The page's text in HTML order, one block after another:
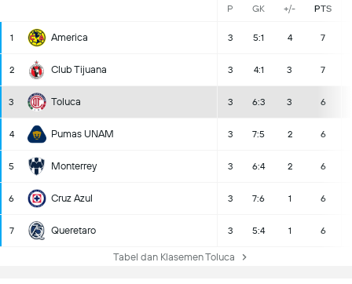
P GK +/- PTS
1 America 3 5:1 4 7
2 Club Tijuana 3 4:1 3 7
3 Toluca 3 6:3 3 6
4 Pumas UNAM 3 7:5 2 6
5 Monterrey 3 6:4 2 6
6 Cruz Azul 3 7:6 1 6
7 Queretaro 3 5:4 1 6
Tabel dan Klasemen Toluca